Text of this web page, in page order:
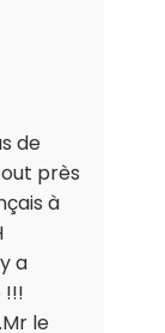
de
près
à
a
!!!
le